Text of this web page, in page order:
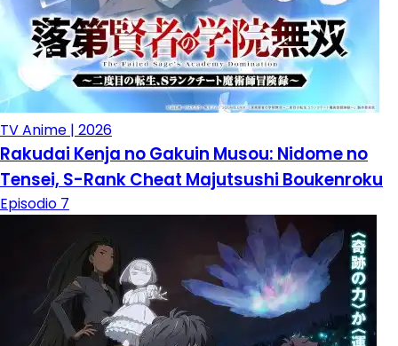
TV Anime | 2026
Rakudai Kenja no Gakuin Musou: Nidome no
Tensei, S-Rank Cheat Majutsushi Boukenroku
Episodio 7